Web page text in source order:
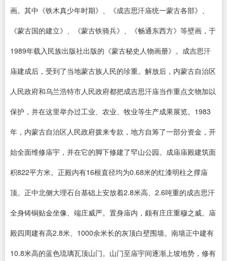
画。其中《铁木真少年时期》、《成吉思汗庙统一蒙古各部》、
《蒙古国的建立》、《蒙古铁骑兵》、《畅通东西方》等壁画，于
1989年载入民族出版社出版的《蒙古秘史人物画册》。成吉思汗
庙建成后，受到了当地蒙古族人民的珍重。解放后，内蒙古自治区
人民政府和乌兰浩特市人民政府都把成吉思汗庙当作重点文物加以
保护，并在这里举办过工业、农业、牧业等生产成果展览。1983
年，内蒙古自治区人民政府拨来专款，地方自筹了一部分资金，开
始全面维修庙宇，并在它的脚下修建了罕山公园。成庙庙殿建筑面
积822平方米。正殿内有16根直径均为0.68米的红漆明柱之撑庙
顶。正中北侧大理石台基础上安放着2.8米高、2.6吨重的成吉思汗
全身铸铜贴金坐像、端庄威严。置身庙内，颇有庄庄重穆之威。庙
殿四周建有高2.8米、1000余米长的灰顶白壁围墙。南墙正中建有
10.8米高的蓝色琉璃瓦顶山门。山门至庙宇间逐渐上坡地势，修有